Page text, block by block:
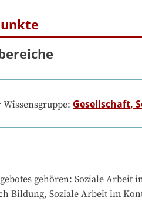
Gesellschaft,
gehören: Soziale Arbeit
Bildung, Soziale Arbeit im